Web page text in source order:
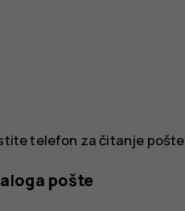
telefon za čitanje
pošte